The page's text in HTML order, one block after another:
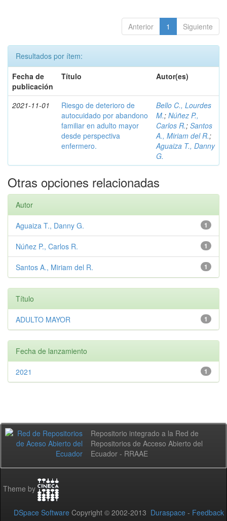
Anterior 1 Siguiente
Resultados por ítem:
Fecha de
publicación
Título Autor(es)
2021-11-01
Riesgo de deterioro de
autocuidado por abandono
familiar en adulto mayor
desde perspectiva
enfermero.
Bello C., Lourdes
M.; Núñez P.,
Carlos R.; Santos
A., Miriam del R.;
Aguaiza T., Danny
G.
Otras opciones relacionadas
Autor
1
Aguaiza T., Danny G.
1
Núñez P., Carlos R.
1
Santos A., Miriam del R.
Título
1
ADULTO MAYOR
Fecha de lanzamiento
1
2021
Repositorio integrado a la Red de
Repositorios de Acceso Abierto del
Ecuador - RRAAE
Theme by
DSpace Software Copyright © 2002-2013 Duraspace - Feedback